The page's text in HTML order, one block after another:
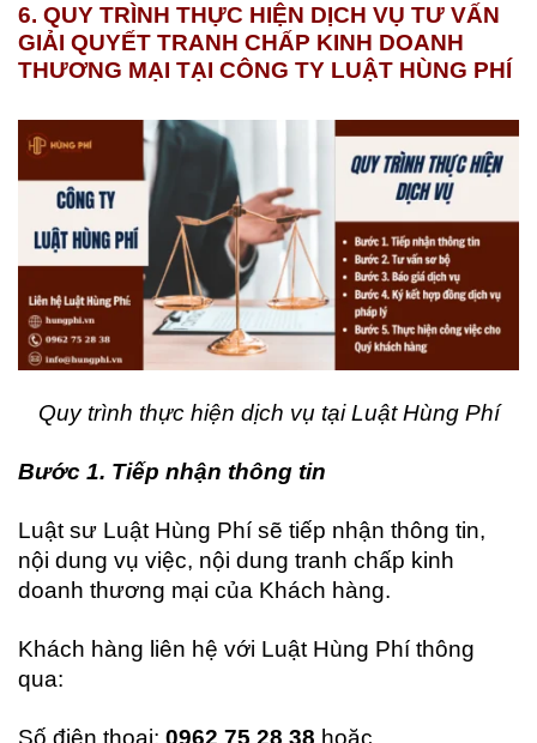
6. QUY TRÌNH THỰC HIỆN DỊCH VỤ TƯ VẤN
GIẢI QUYẾT TRANH CHẤP KINH DOANH
THƯƠNG MẠI TẠI CÔNG TY LUẬT HÙNG PHÍ
Quy trình thực hiện dịch vụ tại Luật Hùng Phí
Bước 1. Tiếp nhận thông tin
Luật sư Luật Hùng Phí sẽ tiếp nhận thông tin,
nội dung vụ việc, nội dung tranh chấp kinh
doanh thương mại của Khách hàng.
Khách hàng liên hệ với Luật Hùng Phí thông
qua:
Số điện thoại: 0962 75 28 38 hoặc